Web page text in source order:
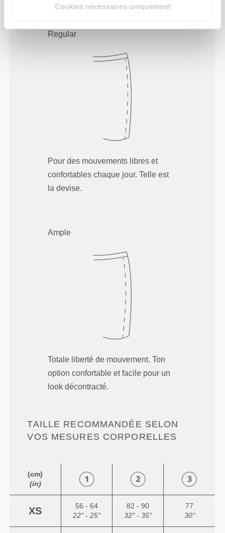
Cookies nécessaires uniquement
Regular
Pour des mouvements libres et
confortables chaque jour. Telle est
la devise.
Ample
Totale liberté de mouvement. Ton
option confortable et facile pour un
look décontracté.
TAILLE RECOMMANDÉE SELON
VOS MESURES CORPORELLES
(cm)
(in)
XS
56 - 64
22" - 25"
82 - 90
32" - 35"
77
30"